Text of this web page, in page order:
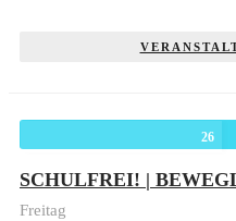
26
SCHULFREI! |
Freitag